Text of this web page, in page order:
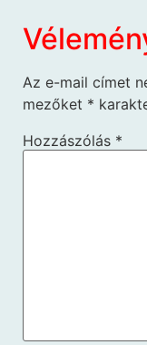
Az e-mail címet
mezőket *
Hozzászólás *